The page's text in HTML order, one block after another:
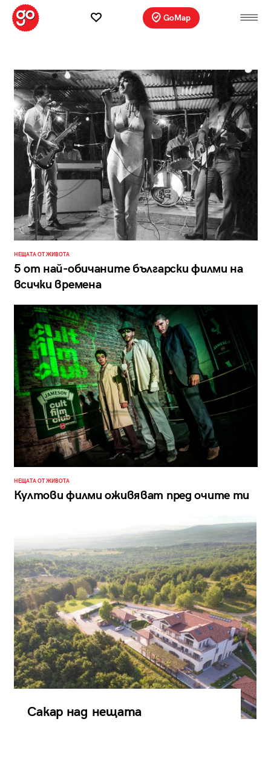
GoMap
НЕЩАТА ОТ ЖИВОТА
5 от най-обичаните български филми на
всички времена
НЕЩАТА ОТ ЖИВОТА
Култови филми оживяват пред очите ти
Сакар над нещата